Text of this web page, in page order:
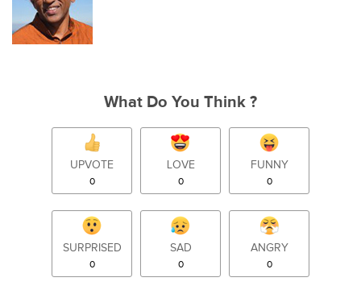
What Do You Think ?
UPVOTE
0
LOVE
0
FUNNY
0
SURPRISED
0
SAD
0
ANGRY
0